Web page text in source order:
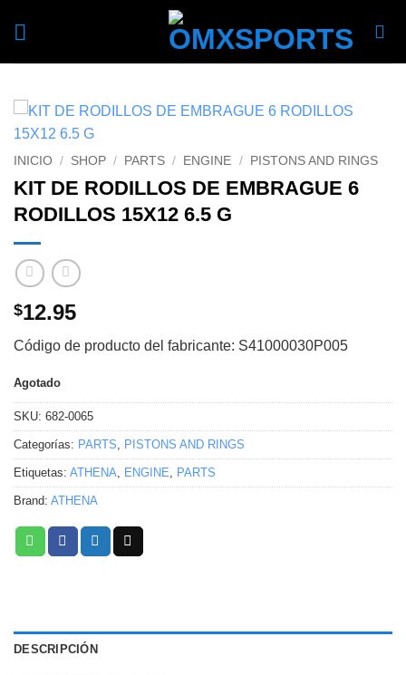
INICIO / SHOP / PARTS / ENGINE / PISTONS AND RINGS
KIT DE RODILLOS DE EMBRAGUE 6
RODILLOS 15X12 6.5 G
$12.95
Código de producto del fabricante: S41000030P005
Agotado
SKU: 682-0065
Categorías: PARTS, PISTONS AND RINGS
Etiquetas: ATHENA, ENGINE, PARTS
Brand: ATHENA
DESCRIPCIÓN